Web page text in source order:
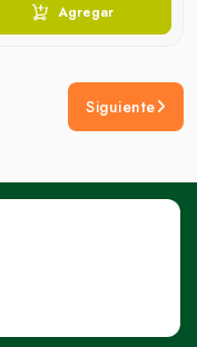
Agregar
Siguiente